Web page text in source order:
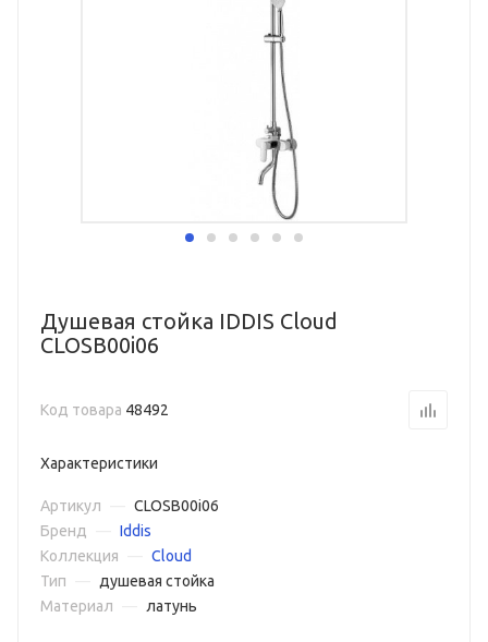
Душевая стойка IDDIS Cloud
CLOSB00i06
Код товара 48492
Характеристики
Артикул
CLOSB00i06
Бренд
Iddis
Коллекция
Cloud
Тип
душевая стойка
Материал
латунь